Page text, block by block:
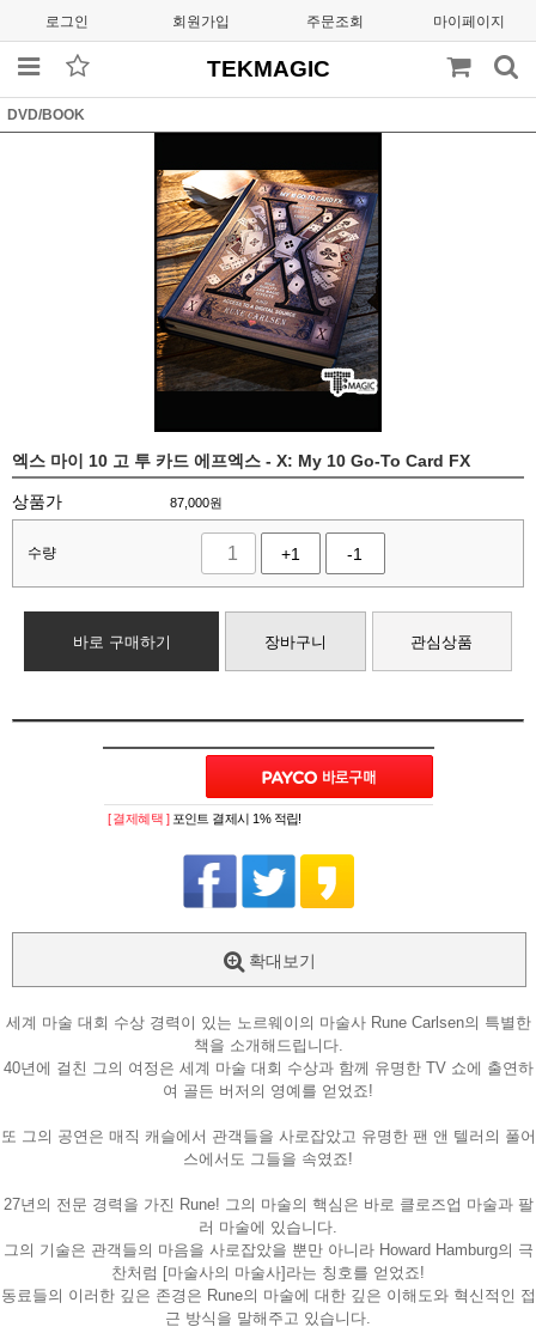
로그인 회원가입 주문조회 마이페이지
TEKMAGIC
DVD/BOOK
엑스 마이 10 고 투 카드 에프엑스 - X: My 10 Go-To Card FX
상품가 87,000원
수량 +1 -1
바로 구매하기 장바구니 관심상품
[ 결제혜택 ] 포인트 결제시 1% 적립!
확대보기
세계 마술 대회 수상 경력이 있는 노르웨이의 마술사 Rune Carlsen의 특별한
책을 소개해드립니다.
40년에 걸친 그의 여정은 세계 마술 대회 수상과 함께 유명한 TV 쇼에 출연하
여 골든 버저의 영예를 얻었죠!
또 그의 공연은 매직 캐슬에서 관객들을 사로잡았고 유명한 팬 앤 텔러의 풀어
스에서도 그들을 속였죠!
27년의 전문 경력을 가진 Rune! 그의 마술의 핵심은 바로 클로즈업 마술과 팔
러 마술에 있습니다.
그의 기술은 관객들의 마음을 사로잡았을 뿐만 아니라 Howard Hamburg의 극
찬처럼 [마술사의 마술사]라는 칭호를 얻었죠!
동료들의 이러한 깊은 존경은 Rune의 마술에 대한 깊은 이해도와 혁신적인 접
근 방식을 말해주고 있습니다.